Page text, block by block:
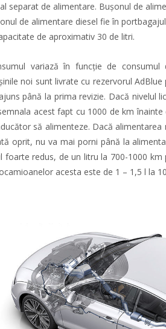
separat de alimentare. Bușonul de
de alimentare diesel fie în
de aproximativ 30 de litri.
variază în funcție de
noi sunt livrate cu rezervorul
până la prima revizie. Dacă nivelul
acest fapt cu 1000 de km
să alimenteze. Dacă
oprit, nu va mai porni până la
foarte redus, de un litru la 700-1000
acesta este de 1 – 1,5 l la